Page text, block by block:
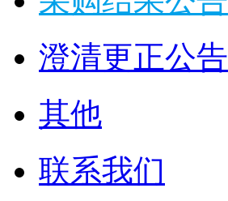
澄清更正公告
其他
联系我们